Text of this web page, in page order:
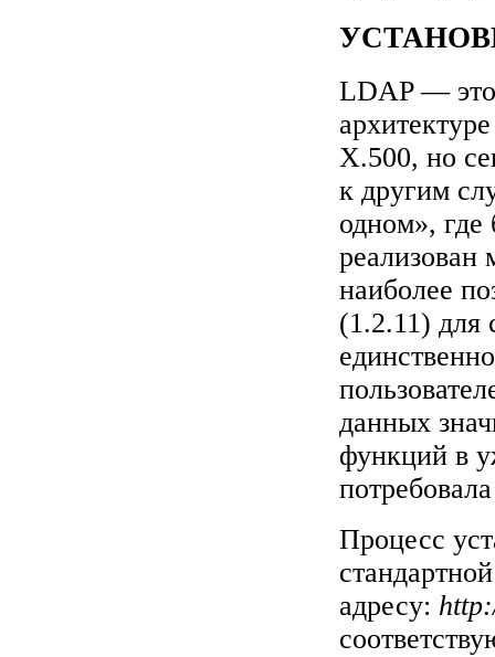
LDAP — это
X.500, но
к другим
одном», где
наиболее
(1.2.11) для
данных
функций в
Процесс
адресу: